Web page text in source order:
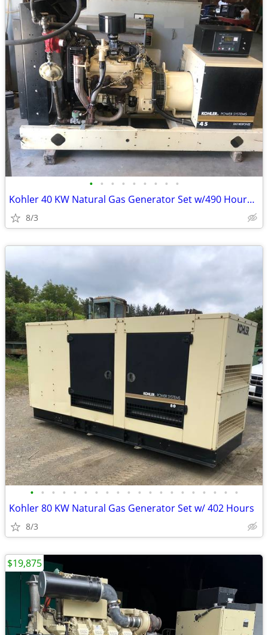
• • • • • • • • •
Kohler 40 KW Natural Gas Generator Set w/490 Hours (2002)
8/3
• • • • • • • • • • • • • • • • • • • •
Kohler 80 KW Natural Gas Generator Set w/ 402 Hours
8/3
$19,875